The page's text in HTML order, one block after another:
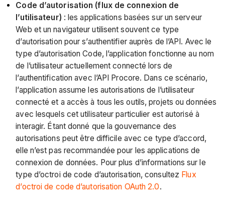
Code d’autorisation (flux de connexion de
l’utilisateur) : les applications basées sur un serveur
Web et un navigateur utilisent souvent ce type
d’autorisation pour s’authentifier auprès de l’API. Avec le
type d’autorisation Code, l’application fonctionne au nom
de l’utilisateur actuellement connecté lors de
l’authentification avec l’API Procore. Dans ce scénario,
l’application assume les autorisations de l’utilisateur
connecté et a accès à tous les outils, projets ou données
avec lesquels cet utilisateur particulier est autorisé à
interagir. Étant donné que la gouvernance des
autorisations peut être difficile avec ce type d’accord,
elle n’est pas recommandée pour les applications de
connexion de données. Pour plus d’informations sur le
type d’octroi de code d’autorisation, consultez Flux
d’octroi de code d’autorisation OAuth 2.0.